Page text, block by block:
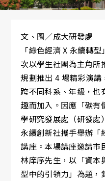
文、圖／成大研發處
「綠色經濟 X 永續轉
次以學生社團為主角所
規劃推出 4 場精彩演
跨不同科系、年級，也
趣而加入。因應「碳有
學研究發展處（研發處
永續創新社攜手舉辦「
講座。本場講座邀請市
林庠序先生，以「資本
型中的引領力」為題，